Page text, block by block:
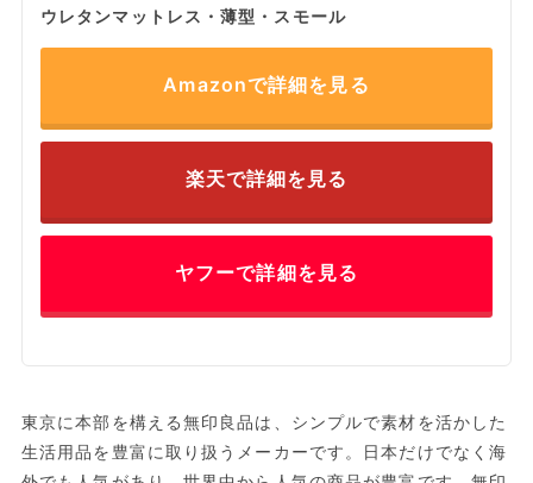
ウレタンマットレス・薄型・スモール
Amazonで詳細を見る
楽天で詳細を見る
ヤフーで詳細を見る
東京に本部を構える無印良品は、シンプルで素材を活かした
生活用品を豊富に取り扱うメーカーです。日本だけでなく海